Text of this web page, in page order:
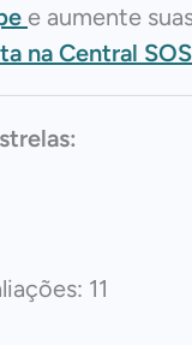
e aumente
na Central
11